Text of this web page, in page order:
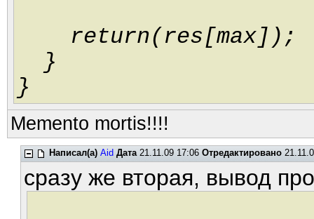
return(res[max]);
}
}
Memento mortis!!!!
Написал(а) Aid Дата21.11.09 17:06Отредактировано
сразу же вторая, вывод